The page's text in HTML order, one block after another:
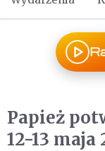
Papież
12-13 maja